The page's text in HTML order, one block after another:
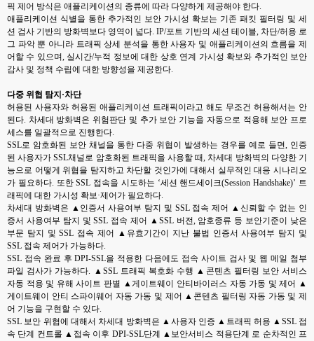
픽 제어 방식은 애플리케이션의 종류에 따라 다양하게 제공해야 한다.
애플리케이션 식별을 통한 추가적인 보안 가시성 확보는 기존 패킷 필터링 및 세
션 검사 기반의 방화벽보다 영역이 넓다. IP/포트 기반의 세션 테이블, 차단/허용 로
그 파악 뿐 아니라 트래픽 상세 분석을 통한 사용자 및 애플리케이션의 흐름을 제
어할 수 있으며, 실시간/누적 정보에 대한 상호 연계 가시성 확보와 추가적인 보안
감사 및 정책 수립에 대한 방향성을 제공한다.
다중 위협 탐지·차단
허용된 사용자와 허용된 애플리케이션 트래픽이라고 해도 무조건 허용해서는 안
된다. 차세대 방화벽은 위험판단 및 추가 보안 기능을 자동으로 적용해 보안 프로
세스를 일괄적으로 진행한다.
SSL로 암호화된 보안 채널을 통한 다중 위협이 발생하는 경우를 예로 들면, 인증
된 사용자가 SSL채널로 암호화된 트래픽을 사용할 때, 차세대 방화벽의 다양한 기
능으로 어떻게 위협을 탐지하고 차단할 것인가에 대해서 실무적인 대응 시나리오
가 필요하다. 또한 SSL 접속을 시도하는 ‘세션 핸드세이크(Session Handshake)’ 트
래픽에 대한 가시성 확보·제어가 필요하다.
차세대 방화벽은 ▲인증서 사용여부 탐지 및 SSL 접속 제어 ▲신뢰할 수 없는 인
증서 사용여부 탐지 및 SSL 접속 제어 ▲SSL 버전, 암호종류 등 보안기준이 낮은
부문 탐지 및 SSL 접속 제어 ▲유효기간이 지난 불법 인증서 사용여부 탐지 및
SSL 접속 제어가 가능하다.
SSL 접속 완료 후 DPI-SSL을 적용한 다음에도 접속 사이트 검사 및 웹 메일 첨부
파일 검사가 가능하다. ▲SSL 트래픽 복호화 수행 ▲콘텐츠 필터링 보안 서비스
자동 적용 및 유해 사이트 판별 ▲게이트웨이 안티바이러스 자동 가동 및 제어 ▲
게이트웨이 안티 스파이웨어 자동 가동 및 제어 ▲콘텐츠 필터링 자동 가동 및 제
어 기능을 구현할 수 있다.
SSL 보안 위협에 대해서 차세대 방화벽은 ▲사용자 인증 ▲트래픽 허용 ▲SSL 접
속 단계 컨트롤 ▲접속 이후 DPI-SSL단계 ▲보안서비스 적용단계 로 순차적인 프